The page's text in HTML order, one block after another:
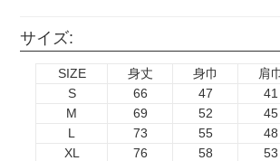
・ウエディングボードや似顔絵などに書か
す。
・著作権元の許諾のない二次創作は制作を
がございます。
・著作権について、権利確認のメールを当
る場合がございます。
サイズ:
SIZE 身丈 身巾 肩巾
S
66 47 41
M
69 52 45
L
73 55 48
XL
76 58 53